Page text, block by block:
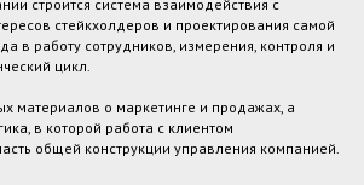
строится система взаимодействия с
стейкхолдеров и проектирования самой
в работу сотрудников, измерения, контроля и
цикл.
материалов о маркетинге и продажах, а
в которой работа с клиентом
общей конструкции управления компанией.